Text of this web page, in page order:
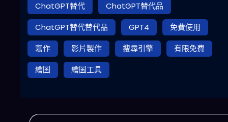
ChatGPT替代
ChatGPT替代品
ChatGPT替代替代品
GPT4
免費使用
寫作
影片製作 搜尋引擎
有限免費
繪圖
繪圖工具